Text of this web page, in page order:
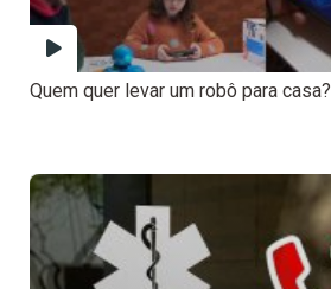
Quem quer levar um robô para casa?